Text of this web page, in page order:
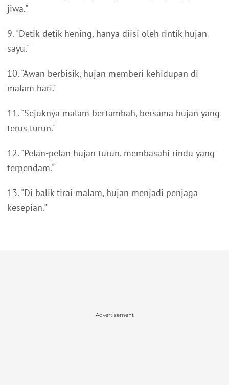
jiwa."
9. "Detik-detik hening, hanya diisi oleh rintik hujan
sayu."
10. "Awan berbisik, hujan memberi kehidupan di
malam hari."
11. "Sejuknya malam bertambah, bersama hujan yang
terus turun."
12. "Pelan-pelan hujan turun, membasahi rindu yang
terpendam."
13. "Di balik tirai malam, hujan menjadi penjaga
kesepian."
Advertisement